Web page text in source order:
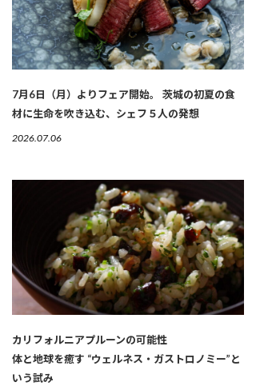
7月6日（月）よりフェア開始。 茨城の初夏の食
材に生命を吹き込む、シェフ５人の発想
2026.07.06
カリフォルニアプルーンの可能性
体と地球を癒す “ウェルネス・ガストロノミー”と
いう試み